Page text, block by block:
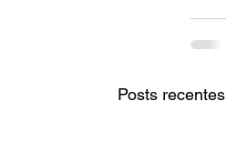
Posts recentes